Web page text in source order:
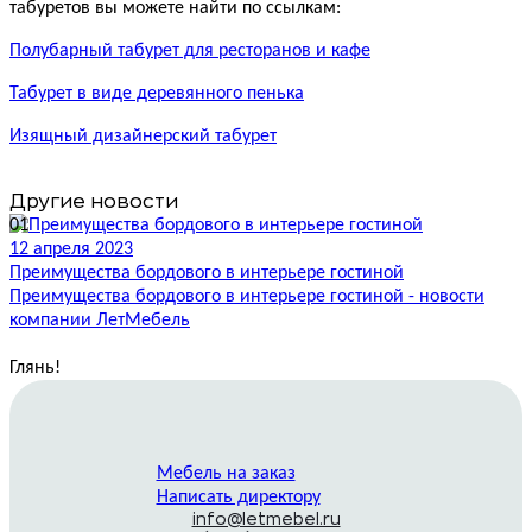
табуретов вы можете найти по ссылкам:
Полубарный табурет для ресторанов и кафе
Табурет в виде деревянного пенька
Изящный дизайнерский табурет
Другие новости
01
12 апреля 2023
Преимущества бордового в интерьере гостиной
Преимущества бордового в интерьере гостиной - новости
компании ЛетМебель
Глянь!
Мебель на заказ
Написать директору
info@letmebel.ru